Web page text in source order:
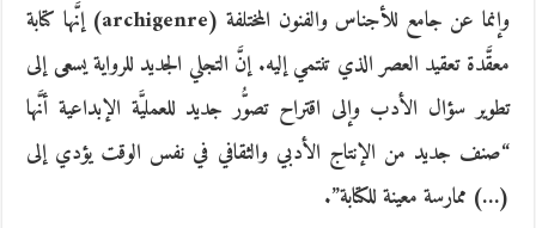
وإنما عن جامع للأجناس والفنون المختلفة (archigenre) إنَّها كتابة
معقَّدة تعقيد العصر الذي تنتمي إليه. إنَّ التجلي الجديد للرواية يسعى إلى
تطوير سؤال الأدب وإلى اقتراح تصوُّر جديد للعمليَّة الإبداعية أنَّها
“صنف جديد من الإنتاج الأدبي والثقافي في نفس الوقت يؤدي إلى
(…) ممارسة معينة للكتابة”.